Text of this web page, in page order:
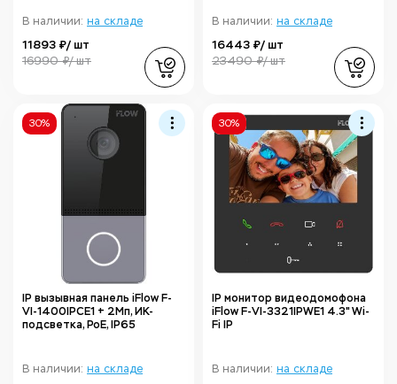
В наличии: на складе
11893 ₽/ шт
16990 ₽/ шт
В наличии: на складе
16443 ₽/ шт
23490 ₽/ шт
30%
IP вызывная панель iFlow F-
VI-1400IPCE1 + 2Мп, ИК-
подсветка, PoE, IP65
В наличии: на складе
30%
IP монитор видеодомофона
iFlow F-VI-3321IPWE1 4.3" Wi-
Fi IP
В наличии: на складе